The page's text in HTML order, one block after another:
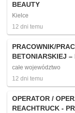
BEAUTY
Kielce
12 dni temu
PRACOWNIK/
BETONIARSKIEJ
całe województwo
12 dni temu
OPERATOR /
REACHTRUCK -